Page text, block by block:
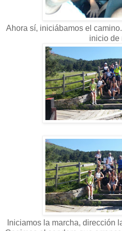
Ahora sí, iniciábamos el
inicio de
Iniciamos la marcha, dirección